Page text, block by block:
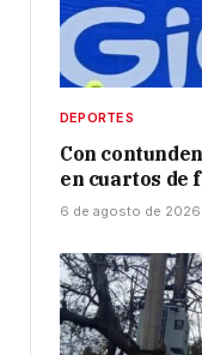
DEPORTES
Con
en cuartos de
6 de agosto de 2026